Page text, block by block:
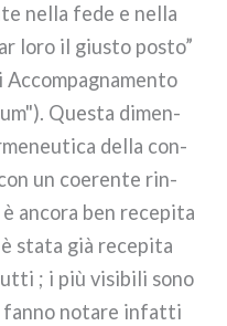
nel­la fede e nel­la
loro il giu­sto posto”
Questa dimen­
del­la con­
un coe­ren­te rin­
anco­ra ben rece­pi­ta
sta­ta già rece­pi­ta
; i più visi­bi­li sono
fan­no nota­re infat­ti